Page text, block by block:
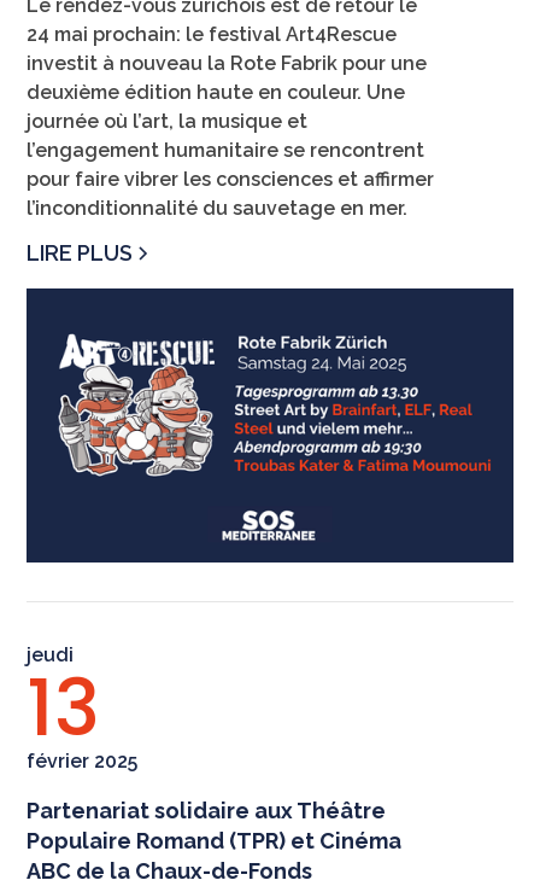
Le rendez-vous zurichois est de retour le
24 mai prochain: le festival Art4Rescue
investit à nouveau la Rote Fabrik pour une
deuxième édition haute en couleur. Une
journée où l’art, la musique et
l’engagement humanitaire se rencontrent
pour faire vibrer les consciences et affirmer
l’inconditionnalité du sauvetage en mer.
LIRE PLUS
jeudi
13
février 2025
Partenariat solidaire aux Théâtre
Populaire Romand (TPR) et Cinéma
ABC de la Chaux-de-Fonds